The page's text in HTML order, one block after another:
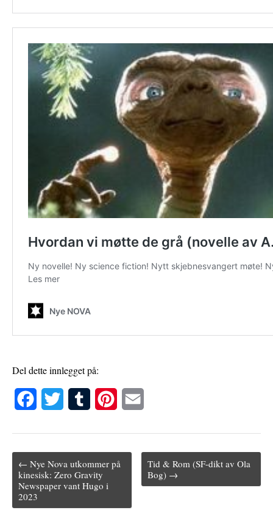
Del dette innlegget på:
e
b
o
t
t
e
b
l
r
t
r
l
Post navigation
← Nye Nova utkommer på
kinesisk: Zero Gravity
Newspaper vant Hugo i
2023
Tid & Rom (SF-dikt av Ola
Bog) →